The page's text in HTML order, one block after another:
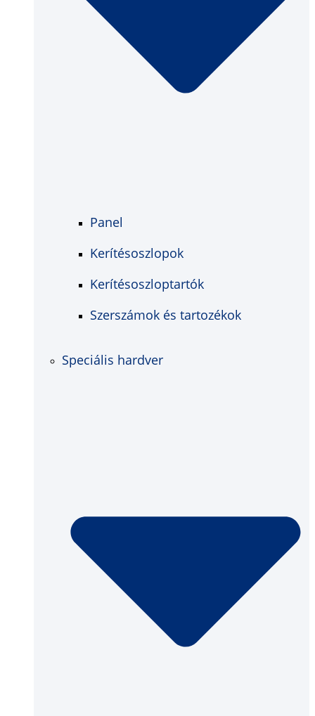
Panel
Kerítésoszlopok
Kerítésoszloptartók
Szerszámok és tartozékok
Speciális hardver